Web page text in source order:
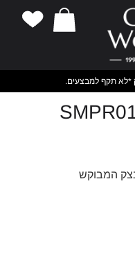
*לא תקף למבצעים.